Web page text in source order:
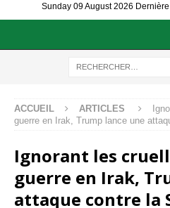
Sunday 09 August 2026
ACCUEIL ARTICLES
guerre en Irak, Trump lance une
Ignorant les
guerre en Irak,
attaque contre la